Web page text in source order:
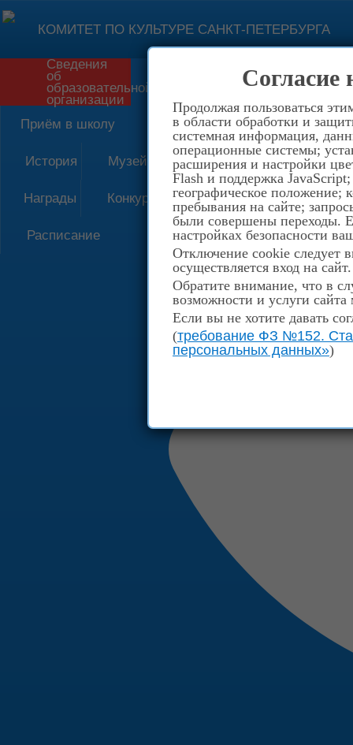
Согласие
Продолжая пользоваться
в области обработки и
системная информация,
операционные системы;
расширения и настройки
Flash и поддержка
географическое положение;
пребывания на сайте;
были совершены переходы.
настройках безопасности
Отключение cookie следует
осуществляется вход на сайт.
Обратите внимание, что в
возможности и услуги
Если вы не хотите давать
(требование ФЗ №152.
персональных данных»)
КОМИТЕТ ПО КУЛЬТУРЕ САНКТ-ПЕТЕРБУРГА
Форма обратной связи
Сведения
об
образовательной
организации
Приём в школу
История Музей
Награды Конкурсы
Расписание